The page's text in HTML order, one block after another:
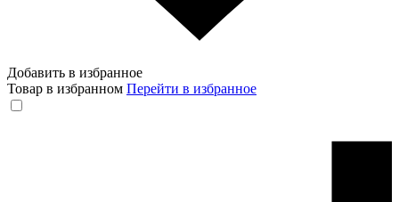
Добавить в избранное
Товар в избранном Перейти в избранное